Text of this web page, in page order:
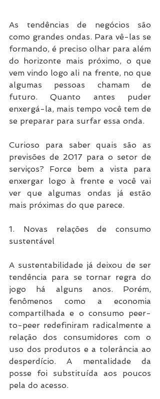
As tendências de negócios são
como grandes ondas. Para vê-las se
formando, é preciso olhar para além
do horizonte mais próximo, o que
vem vindo logo ali na frente, no que
algumas pessoas chamam de
futuro. Quanto antes puder
enxergá-la, mais tempo você tem de
se preparar para surfar essa onda.
Curioso para saber quais são as
previsões de 2017 para o setor de
serviços? Force bem a vista para
enxergar logo à frente e você vai
ver que algumas ondas já estão
mais próximas do que parece.
1. Novas relações de consumo
sustentável
A sustentabilidade já deixou de ser
tendência para se tornar regra do
jogo há alguns anos. Porém,
fenômenos como a economia
compartilhada e o consumo peer-
to-peer redefiniram radicalmente a
relação dos consumidores com o
uso dos produtos e a tolerância ao
desperdício. A mentalidade da
posse foi substituída aos poucos
pela do acesso.